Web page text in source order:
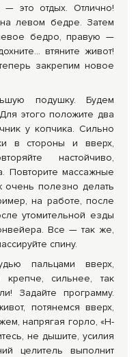
это отдых. Отлично!
левом бедре. Затем
бедро, правую —
втяните живот!
закрепим новое
подушку. Будем
этого положите два
у копчика. Сильно
в стороны и вверх,
настойчиво,
Повторите массажные
очень полезно делать
на работе, после
утомительной езды
Все — так же,
спину.
пальцами вверх,
крепче, сильнее, так
Задайте программу.
потянемся вверх,
напрягая горло, «Н-
не дышите, усилия
целитель выполнит